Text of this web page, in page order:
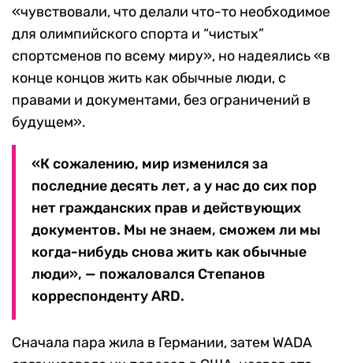
«чувствовали, что делали что-то необходимое
для олимпийского спорта и “чистых”
спортсменов по всему миру», но надеялись «в
конце концов жить как обычные люди, с
правами и документами, без ограничений в
будущем».
«К сожалению, мир изменился за
последние десять лет, а у нас до сих пор
нет гражданских прав и действующих
документов. Мы не знаем, сможем ли мы
когда-нибудь снова жить как обычные
люди», — пожаловался Степанов
корреспонденту ARD.
Сначала пара жила в Германии, затем WADA